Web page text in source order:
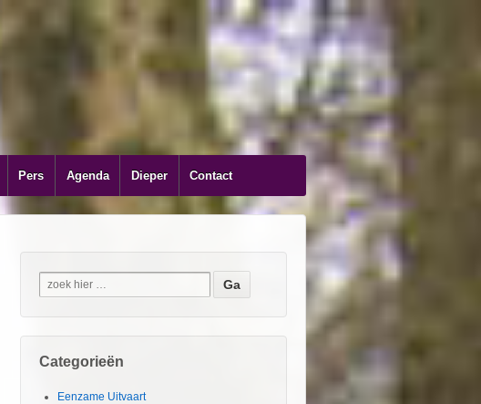
Pers Agenda Dieper Contact
Categorieën
Eenzame Uitvaart